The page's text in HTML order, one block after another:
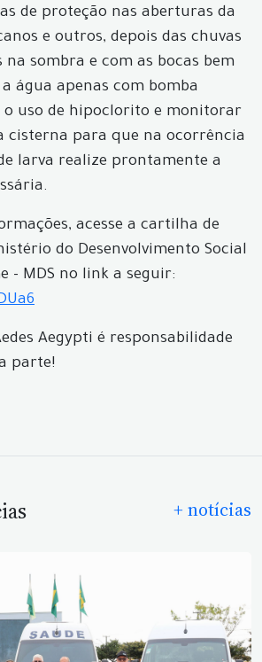
de proteção nas aberturas da
e outros, depois das chuvas
sombra e com as bocas bem
água apenas com bomba
uso de hipoclorito e monitorar
cisterna para que na ocorrência
larva realize prontamente a
acesse a cartilha de
do Desenvolvimento Social
- MDS no link a seguir:
Aegypti é responsabilidade
parte!
+ notícias